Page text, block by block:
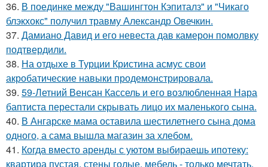
36. В поединке между "Вашингтон Кэпиталз" и "Чикаго
блэкхокс" получил травму Александр Овечкин.
37. Дамиано Давид и его невеста дав камерон помолвку
подтвердили.
38. На отдыхе в Турции Кристина асмус свои
акробатические навыки продемонстрировала.
39. 59-Летний Венсан Кассель и его возлюбленная Нара
баптиста перестали скрывать лицо их маленького сына.
40. В Ангарске мама оставила шестилетнего сына дома
одного, а сама вышла магазин за хлебом.
41. Когда вместо аренды с уютом выбираешь ипотеку:
квартира пустая, стены голые, мебель - только мечтать.